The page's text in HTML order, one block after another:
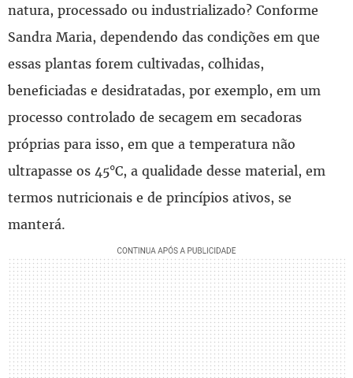
natura, processado ou industrializado? Conforme
Sandra Maria, dependendo das condições em que
essas plantas forem cultivadas, colhidas,
beneficiadas e desidratadas, por exemplo, em um
processo controlado de secagem em secadoras
próprias para isso, em que a temperatura não
ultrapasse os 45°C, a qualidade desse material, em
termos nutricionais e de princípios ativos, se
manterá.